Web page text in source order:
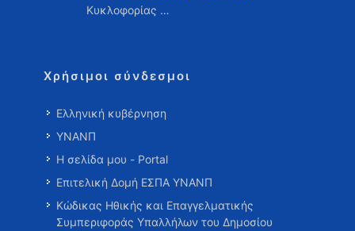
Κυκλοφορίας …
Χρήσιμοι σύνδεσμοι
Ελληνική κυβέρνηση
ΥΝΑΝΠ
Η σελίδα μου - Portal
Επιτελική Δομή ΕΣΠΑ ΥΝΑΝΠ
Κώδικας Ηθικής και Επαγγελματικής
Συμπεριφοράς Υπαλλήλων του Δημοσίου